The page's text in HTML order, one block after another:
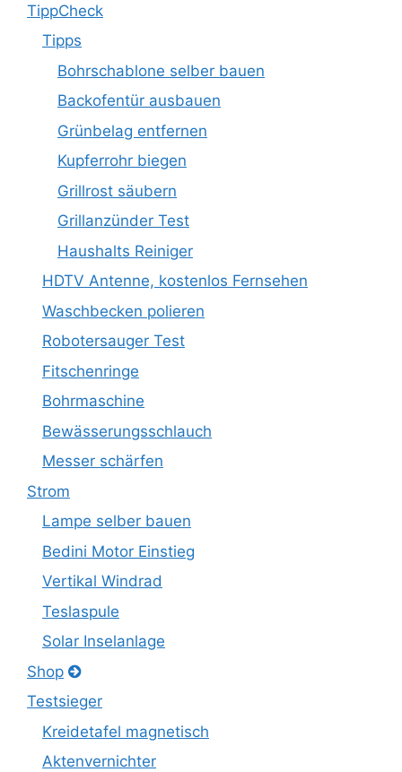
TippCheck
Tipps
Bohrschablone selber bauen
Backofentür ausbauen
Grünbelag entfernen
Kupferrohr biegen
Grillrost säubern
Grillanzünder Test
Haushalts Reiniger
HDTV Antenne, kostenlos Fernsehen
Waschbecken polieren
Robotersauger Test
Fitschenringe
Bohrmaschine
Bewässerungsschlauch
Messer schärfen
Strom
Lampe selber bauen
Bedini Motor Einstieg
Vertikal Windrad
Teslaspule
Solar Inselanlage
Shop
Testsieger
Kreidetafel magnetisch
Aktenvernichter